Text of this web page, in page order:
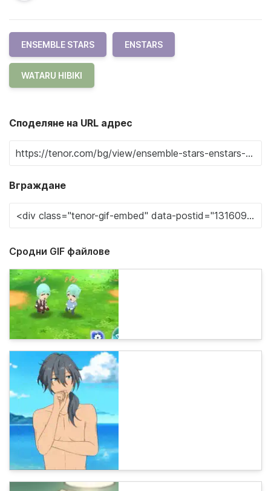
ENSEMBLE STARS ENSTARS
WATARU HIBIKI
Споделяне на URL адрес
Вграждане
Сродни GIF файлове